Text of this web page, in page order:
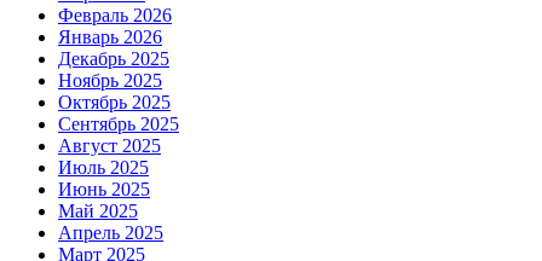
Февраль 2026
Январь 2026
Декабрь 2025
Ноябрь 2025
Октябрь 2025
Сентябрь 2025
Август 2025
Июль 2025
Июнь 2025
Май 2025
Апрель 2025
Март 2025